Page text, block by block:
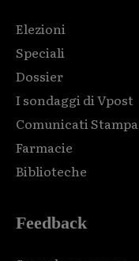
Elezioni
Speciali
Dossier
I sondaggi di Vpost
Comunicati Stampa
Farmacie
Biblioteche
Feedback